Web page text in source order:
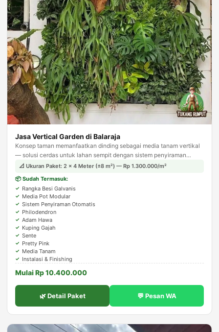
Jasa Vertical Garden di Balaraja
Konsep taman memanfaatkan dinding sebagai media tanam vertikal
— solusi cerdas untuk lahan sempit dengan sistem penyiraman
otomatis agar tanaman tetap terjaga.
📐 Ukuran Paket: 2 × 4 Meter (±8 m²) — Rp 1.300.000/m²
📦 Sudah Termasuk:
Rangka Besi Galvanis
Media Pot Modular
Sistem Penyiraman Otomatis
Philodendron
Adam Hawa
Kuping Gajah
Sente
Pretty Pink
Media Tanam
Instalasi & Finishing
Mulai Rp 10.400.000
🌿 Detail Paket 💬 Pesan WA